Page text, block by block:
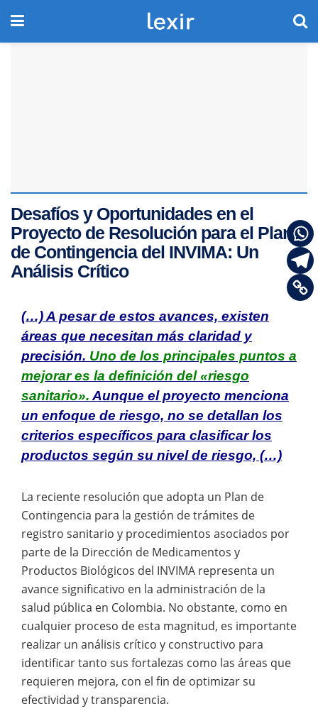
Desafíos y Oportunidades en el
Proyecto de Resolución para el Plan
de Contingencia del INVIMA: Un
Análisis Crítico
(…) A pesar de estos avances, existen
áreas que necesitan más claridad y
precisión. Uno de los principales puntos a
mejorar es la definición del «riesgo
sanitario». Aunque el proyecto menciona
un enfoque de riesgo, no se detallan los
criterios específicos para clasificar los
productos según su nivel de riesgo, (…)
La reciente resolución que adopta un Plan de
Contingencia para la gestión de trámites de
registro sanitario y procedimientos asociados por
parte de la Dirección de Medicamentos y
Productos Biológicos del INVIMA representa un
avance significativo en la administración de la
salud pública en Colombia. No obstante, como en
cualquier proceso de esta magnitud, es importante
realizar un análisis crítico y constructivo para
identificar tanto sus fortalezas como las áreas que
requieren mejora, con el fin de optimizar su
efectividad y transparencia.